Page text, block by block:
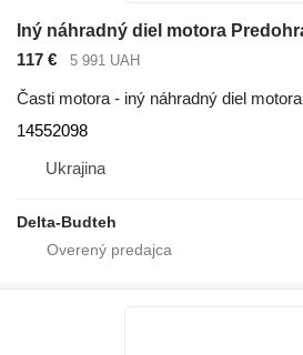
117 € 5 991 UAH
Časti motora - iný náhradný diel motora
14552098
Ukrajina
Delta-Budteh